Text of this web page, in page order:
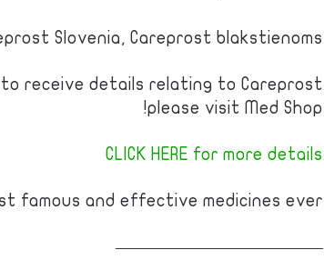
Slovenia, Careprost blakstienoms
to receive details relating to Careprost
please visit Med Shop!
CLICK HERE for more details
famous and effective medicines ever!
————————————